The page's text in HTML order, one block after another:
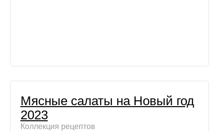
Мясные салаты на Новый год
2023
Коллекция рецептов